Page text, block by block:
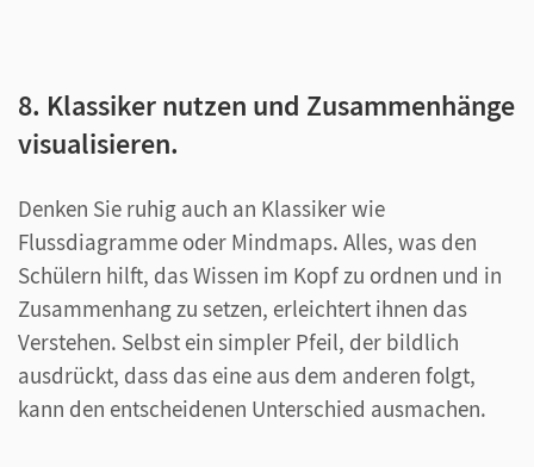
8. Klassiker nutzen und Zusammenhänge
visualisieren.
Denken Sie ruhig auch an Klassiker wie
Flussdiagramme oder Mindmaps. Alles, was den
Schülern hilft, das Wissen im Kopf zu ordnen und in
Zusammenhang zu setzen, erleichtert ihnen das
Verstehen. Selbst ein simpler Pfeil, der bildlich
ausdrückt, dass das eine aus dem anderen folgt,
kann den entscheidenen Unterschied ausmachen.